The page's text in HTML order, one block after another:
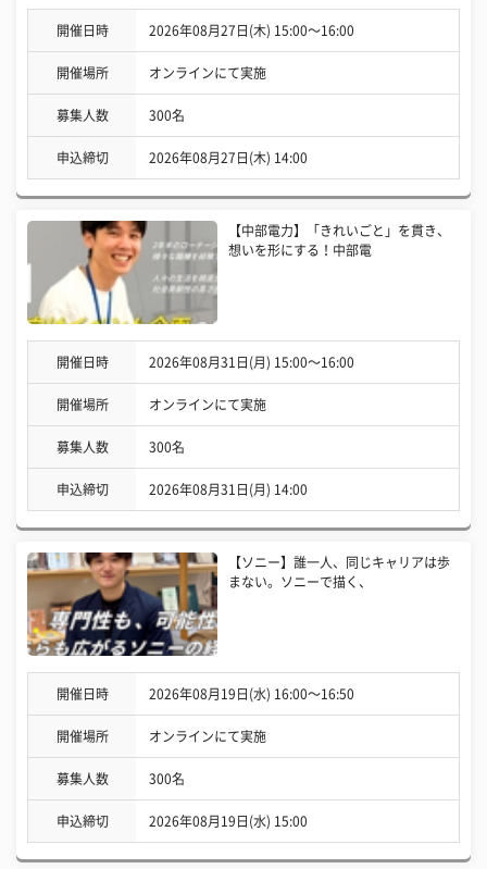
開催日時 2026年08月27日(木) 15:00〜16:00
開催場所 オンラインにて実施
募集人数 300名
申込締切 2026年08月27日(木) 14:00
【中部電力】「きれいごと」を貫き、
想いを形にする！中部電
開催日時 2026年08月31日(月) 15:00〜16:00
開催場所 オンラインにて実施
募集人数 300名
申込締切 2026年08月31日(月) 14:00
【ソニー】誰一人、同じキャリアは歩
まない。ソニーで描く、
開催日時 2026年08月19日(水) 16:00〜16:50
開催場所 オンラインにて実施
募集人数 300名
申込締切 2026年08月19日(水) 15:00